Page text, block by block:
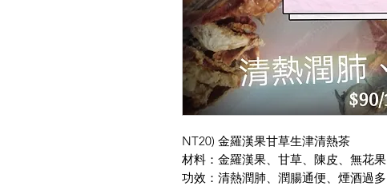
NT20) 金羅漢果甘草生津清熱茶
材料：金羅漢果、甘草、陳皮、無花果
功效：清熱潤肺、潤腸通便、煙酒過多